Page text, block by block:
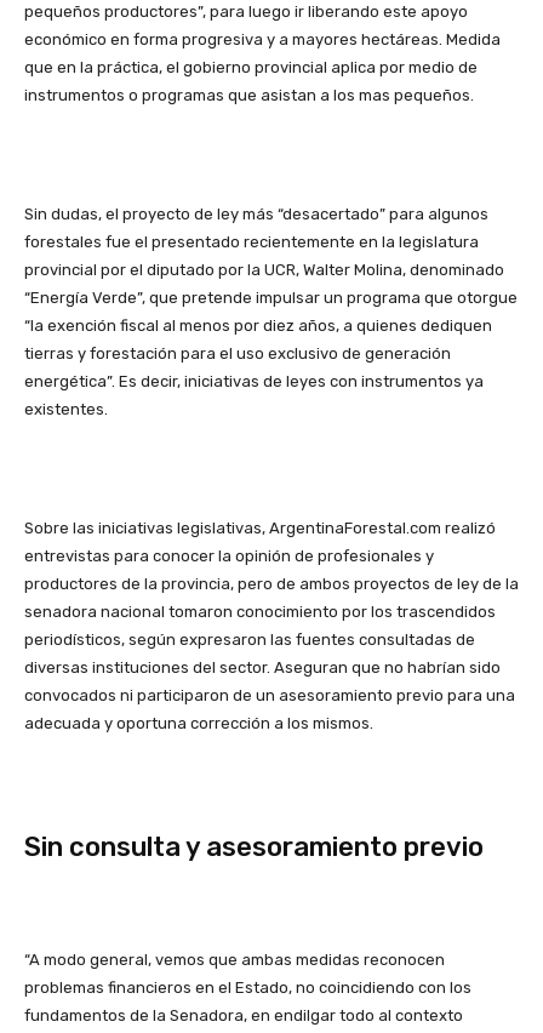
pequeños productores”, para luego ir liberando este apoyo
económico en forma progresiva y a mayores hectáreas. Medida
que en la práctica, el gobierno provincial aplica por medio de
instrumentos o programas que asistan a los mas pequeños.
Sin dudas, el proyecto de ley más “desacertado” para algunos
forestales fue el presentado recientemente en la legislatura
provincial por el diputado por la UCR, Walter Molina, denominado
“Energía Verde”, que pretende impulsar un programa que otorgue
“la exención fiscal al menos por diez años, a quienes dediquen
tierras y forestación para el uso exclusivo de generación
energética”. Es decir, iniciativas de leyes con instrumentos ya
existentes.
Sobre las iniciativas legislativas, ArgentinaForestal.com realizó
entrevistas para conocer la opinión de profesionales y
productores de la provincia, pero de ambos proyectos de ley de la
senadora nacional tomaron conocimiento por los trascendidos
periodísticos, según expresaron las fuentes consultadas de
diversas instituciones del sector. Aseguran que no habrían sido
convocados ni participaron de un asesoramiento previo para una
adecuada y oportuna corrección a los mismos.
Sin consulta y asesoramiento previo
“A modo general, vemos que ambas medidas reconocen
problemas financieros en el Estado, no coincidiendo con los
fundamentos de la Senadora, en endilgar todo al contexto